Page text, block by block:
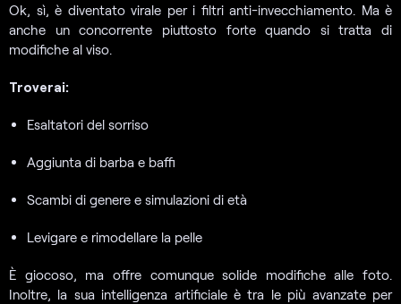
Ok, sì, è diventato virale per i filtri anti-invecchiamento. Ma è
anche un concorrente piuttosto forte quando si tratta di
modifiche al viso.
Troverai:
Esaltatori del sorriso
Aggiunta di barba e baffi
Scambi di genere e simulazioni di età
Levigare e rimodellare la pelle
È giocoso, ma offre comunque solide modifiche alle foto.
Inoltre, la sua intelligenza artificiale è tra le più avanzate per